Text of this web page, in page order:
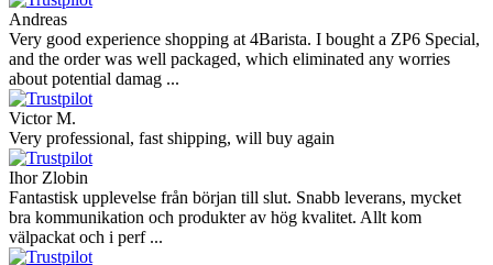
Andreas
Very good experience shopping at 4Barista. I bought a ZP6 Special,
and the order was well packaged, which eliminated any worries
about potential damag ...
Victor M.
Very professional, fast shipping, will buy again
Ihor Zlobin
Fantastisk upplevelse från början till slut. Snabb leverans, mycket
bra kommunikation och produkter av hög kvalitet. Allt kom
välpackat och i perf ...